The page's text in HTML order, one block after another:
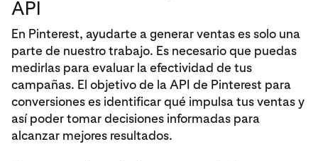
API
En Pinterest, ayudarte a generar ventas es solo una
parte de nuestro trabajo. Es necesario que puedas
medirlas para evaluar la efectividad de tus
campañas. El objetivo de la API de Pinterest para
conversiones es identificar qué impulsa tus ventas y
así poder tomar decisiones informadas para
alcanzar mejores resultados.